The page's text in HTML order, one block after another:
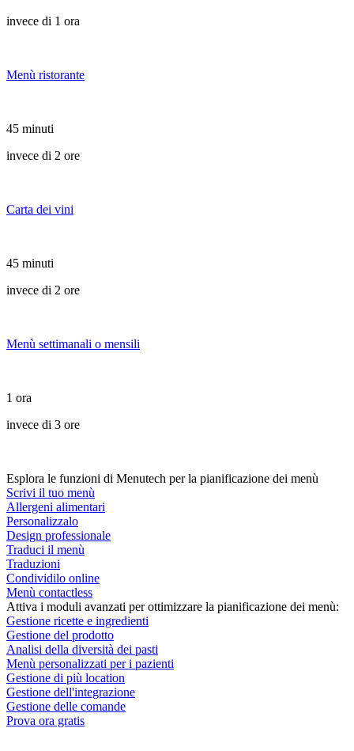
invece di 1 ora
Menù ristorante
45 minuti
invece di 2 ore
Carta dei vini
45 minuti
invece di 2 ore
Menù settimanali o mensili
1 ora
invece di 3 ore
Esplora le funzioni di Menutech per la pianificazione dei menù
Scrivi il tuo menù
Allergeni alimentari
Personalizzalo
Design professionale
Traduci il menù
Traduzioni
Condividilo online
Menù contactless
Attiva i moduli avanzati per ottimizzare la pianificazione dei menù:
Gestione ricette e ingredienti
Gestione del prodotto
Analisi della diversità dei pasti
Menù personalizzati per i pazienti
Gestione di più location
Gestione dell'integrazione
Gestione delle comande
Prova ora gratis